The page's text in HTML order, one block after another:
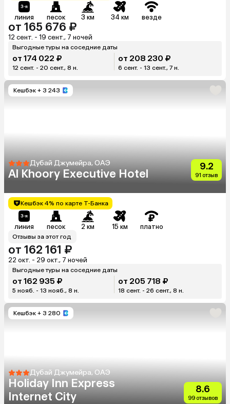
линия песок 3 км 34 км везде
от 165 676 ₽
12 сент. - 19 сент., 7 ночей
Выгодные туры на соседние даты
от 174 022 ₽
12 сент. - 20 сент., 8 н.
от 208 230 ₽
6 сент. - 13 сент., 7 н.
Кешбэк + 3 243
Дубай Джумейра, ОАЭ
Al Khoory Executive Hotel
9.2
91 отзыв
Кешбэк 4% по карте Т-Банка
линия песок 2 км 15 км платно
Отзывы за этот год
от 162 161 ₽
22 окт. - 29 окт., 7 ночей
Выгодные туры на соседние даты
от 162 935 ₽
5 нояб. - 13 нояб., 8 н.
от 205 718 ₽
18 сент. - 26 сент., 8 н.
Кешбэк + 3 280
Дубай Джумейра, ОАЭ
Holiday Inn Express
Internet City
8.6
99 отзывов